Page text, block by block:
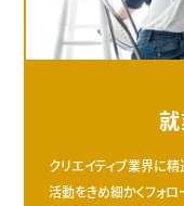
クリエイティブ業界に
活動をきめ細かくフォロ